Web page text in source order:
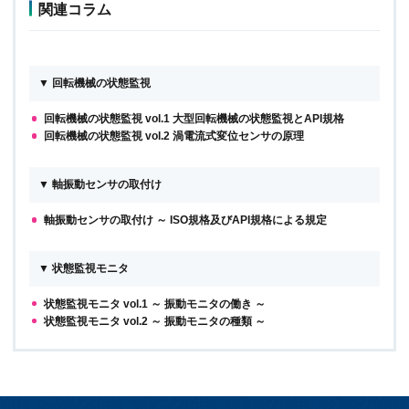
関連コラム
▼ 回転機械の状態監視
回転機械の状態監視 vol.1 大型回転機械の状態監視とAPI規格
回転機械の状態監視 vol.2 渦電流式変位センサの原理
▼ 軸振動センサの取付け
軸振動センサの取付け ～ ISO規格及びAPI規格による規定
▼ 状態監視モニタ
状態監視モニタ vol.1 ～ 振動モニタの働き ～
状態監視モニタ vol.2 ～ 振動モニタの種類 ～